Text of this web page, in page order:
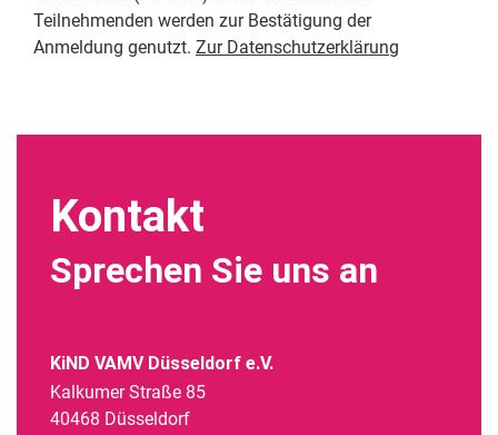
Teilnehmenden werden zur Bestätigung der
Anmeldung genutzt. Zur Datenschutzerklärung
Kontakt
Sprechen Sie uns an
KiND VAMV Düsseldorf e.V.
Kalkumer Straße 85
40468 Düsseldorf